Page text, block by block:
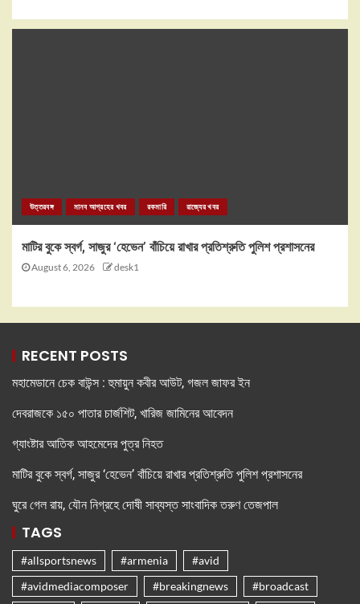
উত্তরবঙ্গ মানব আগ্রহের খবর রকমারি রাজ্যের খবর
মাটির বুকে স্বর্গ, সাজুর ‘হেভেন’ বাঁচিয়ে রাখার প্রতিশ্রুতি পুলিশ প্রশাসনের
August 6, 2026 desk1
RECENT POSTS
মহামেডানে চেক বাউন্স : হুমায়ুন কবীর আউট, গজল জাফর ইন
দেবরাজকে ১৫০ পাতার চার্জশিট, খারিজ জামিনের আবেদন
গ্যাংষ্টার আতিক আহমেদের পুত্র নিহত
মাটির বুকে স্বর্গ, সাজুর ‘হেভেন’ বাঁচিয়ে রাখার প্রতিশ্রুতি পুলিশ প্রশাসনের
ঘুরে গেল রায়, যৌন নিগ্রহে দোষী সাব্যস্ত সাংবাদিক তরুণ তেজপাল
TAGS
#allsportsnews #armenia
#avid
#avidmediacomposer
#breakingnews
#broadcast